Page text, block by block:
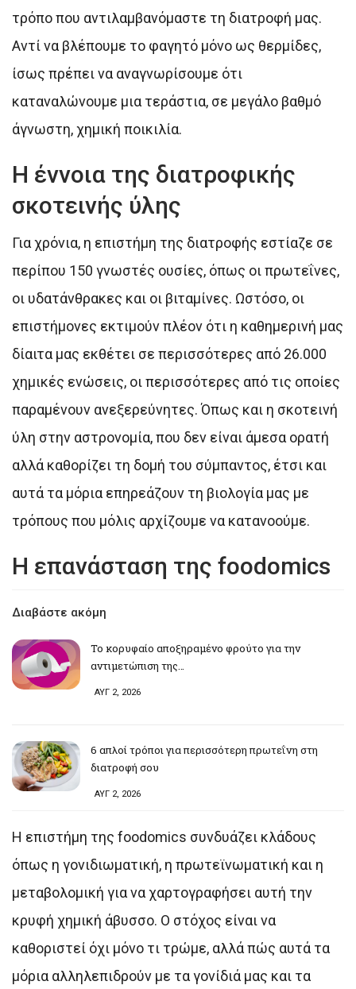
τρόπο που αντιλαμβανόμαστε τη διατροφή μας.
Αντί να βλέπουμε το φαγητό μόνο ως θερμίδες,
ίσως πρέπει να αναγνωρίσουμε ότι
καταναλώνουμε μια τεράστια, σε μεγάλο βαθμό
άγνωστη, χημική ποικιλία.
Η έννοια της διατροφικής
σκοτεινής ύλης
Για χρόνια, η επιστήμη της διατροφής εστίαζε σε
περίπου 150 γνωστές ουσίες, όπως οι πρωτεΐνες,
οι υδατάνθρακες και οι βιταμίνες. Ωστόσο, οι
επιστήμονες εκτιμούν πλέον ότι η καθημερινή μας
δίαιτα μας εκθέτει σε περισσότερες από 26.000
χημικές ενώσεις, οι περισσότερες από τις οποίες
παραμένουν ανεξερεύνητες. Όπως και η σκοτεινή
ύλη στην αστρονομία, που δεν είναι άμεσα ορατή
αλλά καθορίζει τη δομή του σύμπαντος, έτσι και
αυτά τα μόρια επηρεάζουν τη βιολογία μας με
τρόπους που μόλις αρχίζουμε να κατανοούμε.
Η επανάσταση της foodomics
Διαβάστε ακόμη
Το κορυφαίο αποξηραμένο φρούτο για την
αντιμετώπιση της…
ΑΥΓ 2, 2026
6 απλοί τρόποι για περισσότερη πρωτεΐνη στη
διατροφή σου
ΑΥΓ 2, 2026
Η επιστήμη της foodomics συνδυάζει κλάδους
όπως η γονιδιωματική, η πρωτεϊνωματική και η
μεταβολομική για να χαρτογραφήσει αυτή την
κρυφή χημική άβυσσο. Ο στόχος είναι να
καθοριστεί όχι μόνο τι τρώμε, αλλά πώς αυτά τα
μόρια αλληλεπιδρούν με τα γονίδιά μας και τα